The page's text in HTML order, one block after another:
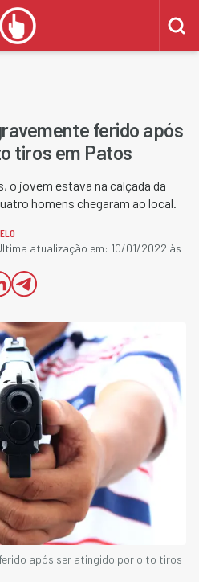
ferido após
tiros em Patos
o jovem estava na calçada da
homens chegaram ao local.
atualização em: 10/01/2022 às
após ser atingido por oito tiros